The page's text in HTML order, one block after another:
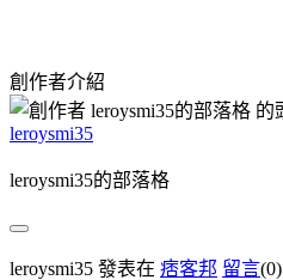
創作者介紹
leroysmi35
leroysmi35的部落格
leroysmi35 發表在 痞客邦 留言(0)